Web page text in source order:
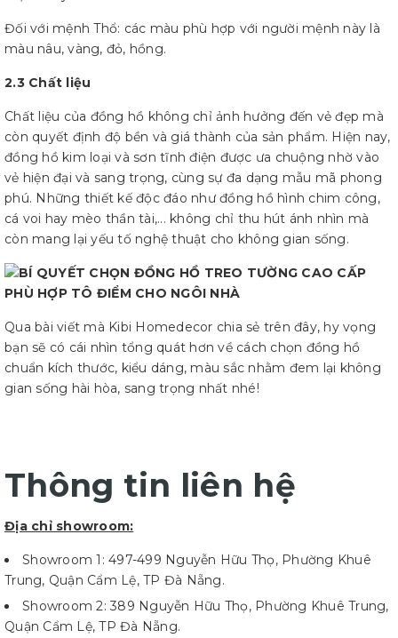
Đối với mệnh Thổ: các màu phù hợp với người mệnh này là
màu nâu, vàng, đỏ, hồng.
2.3 Chất liệu
Chất liệu của đồng hồ không chỉ ảnh hưởng đến vẻ đẹp mà
còn quyết định độ bền và giá thành của sản phẩm. Hiện nay,
đồng hồ kim loại và sơn tĩnh điện được ưa chuộng nhờ vào
vẻ hiện đại và sang trọng, cùng sự đa dạng mẫu mã phong
phú. Những thiết kế độc đáo như đồng hồ hình chim công,
cá voi hay mèo thần tài,... không chỉ thu hút ánh nhìn mà
còn mang lại yếu tố nghệ thuật cho không gian sống.
Qua bài viết mà Kibi Homedecor chia sẻ trên đây, hy vọng
bạn sẽ có cái nhìn tổng quát hơn về cách chọn đồng hồ
chuẩn kích thước, kiểu dáng, màu sắc nhằm đem lại không
gian sống hài hòa, sang trọng nhất nhé!
Thông tin liên hệ
Địa chỉ showroom:
Showroom 1: 497-499 Nguyễn Hữu Thọ, Phường Khuê
Trung, Quận Cẩm Lệ, TP Đà Nẵng.
Showroom 2: 389 Nguyễn Hữu Thọ, Phường Khuê Trung,
Quận Cẩm Lệ, TP Đà Nẵng.